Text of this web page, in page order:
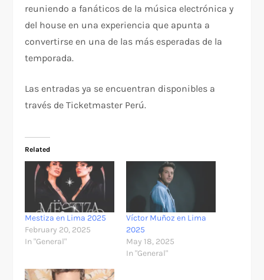
reuniendo a fanáticos de la música electrónica y
del house en una experiencia que apunta a
convertirse en una de las más esperadas de la
temporada.
Las entradas ya se encuentran disponibles a
través de Ticketmaster Perú.
Related
Mestiza en Lima 2025
February 20, 2025
In "General"
Víctor Muñoz en Lima
2025
May 18, 2025
In "General"